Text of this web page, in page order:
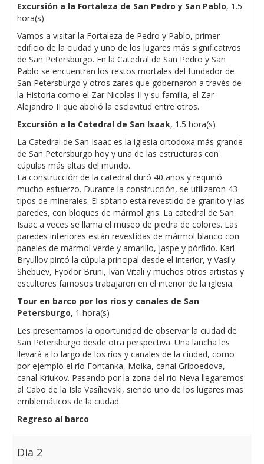
Excursión a la Fortaleza de San Pedro y San Pablo, 1.5
hora(s)
Vamos a visitar la Fortaleza de Pedro y Pablo, primer
edificio de la ciudad y uno de los lugares más significativos
de San Petersburgo. En la Catedral de San Pedro y San
Pablo se encuentran los restos mortales del fundador de
San Petersburgo y otros zares que gobernaron a través de
la Historia como el Zar Nicolas II y su familia, el Zar
Alejandro II que abolió la esclavitud entre otros.
Excursión a la Catedral de San Isaak, 1.5 hora(s)
La Catedral de San Isaac es la iglesia ortodoxa más grande
de San Petersburgo hoy y una de las estructuras con
cúpulas más altas del mundo.
La construcción de la catedral duró 40 años y requirió
mucho esfuerzo. Durante la construcción, se utilizaron 43
tipos de minerales. El sótano está revestido de granito y las
paredes, con bloques de mármol gris. La catedral de San
Isaac a veces se llama el museo de piedra de colores. Las
paredes interiores están revestidas de mármol blanco con
paneles de mármol verde y amarillo, jaspe y pórfido. Karl
Bryullov pintó la cúpula principal desde el interior, y Vasily
Shebuev, Fyodor Bruni, Ivan Vitali y muchos otros artistas y
escultores famosos trabajaron en el interior de la iglesia.
Tour en barco por los ríos y canales de San
Petersburgo, 1 hora(s)
Les presentamos la oportunidad de observar la ciudad de
San Petersburgo desde otra perspectiva. Una lancha les
llevará a lo largo de los ríos y canales de la ciudad, como
por ejemplo el río Fontanka, Moika, canal Griboedova,
canal Kriukov. Pasando por la zona del rio Neva llegaremos
al Cabo de la Isla Vasílievski, siendo uno de los lugares mas
emblemáticos de la ciudad.
Regreso al barco
Dia 2